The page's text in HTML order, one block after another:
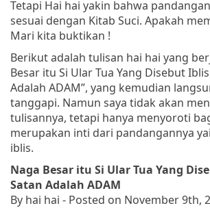
Tetapi Hai hai yakin bahwa
sesuai dengan Kitab Suci. Apakah
Mari kita buktikan !
Berikut adalah tulisan hai hai yang
Besar itu Si Ular Tua Yang Disebut
Adalah ADAM”, yang kemudian
tanggapi. Namun saya tidak akan
tulisannya, tetapi hanya menyoroti
merupakan inti dari pandangannya
iblis.
Naga Besar itu Si Ular Tua Yang
Satan Adalah ADAM
By hai hai - Posted on November 9th,